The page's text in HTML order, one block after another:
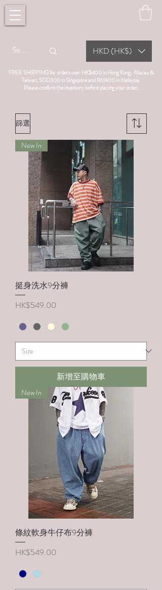
HKD (HK$)
FREE SHIPPING for orders over HK$400 in Hong Kong, Macau &
Taiwan, SGD300 in Singapore and RM900 in Malaysia.
Please confirm the inventory before placing your order.
篩選
New In
挺身洗水9分褲
價格
HK$549.00
新增至購物車
New In
條紋軟身牛仔布9分褲
價格
HK$549.00